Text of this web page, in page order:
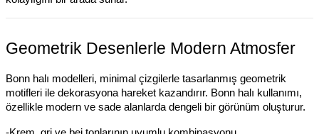
Geometrik Desenlerle Modern Atmosfer
Bonn halı modelleri, minimal çizgilerle tasarlanmış geometrik
motifleri ile dekorasyona hareket kazandırır. Bonn halı kullanımı,
özellikle modern ve sade alanlarda dengeli bir görünüm oluşturur.